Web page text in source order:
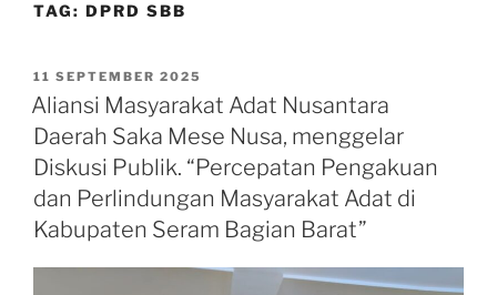
TAG: DPRD SBB
DIPOSKAN
PADA
11 SEPTEMBER 2025
Aliansi Masyarakat Adat Nusantara
Daerah Saka Mese Nusa, menggelar
Diskusi Publik. “Percepatan Pengakuan
dan Perlindungan Masyarakat Adat di
Kabupaten Seram Bagian Barat”